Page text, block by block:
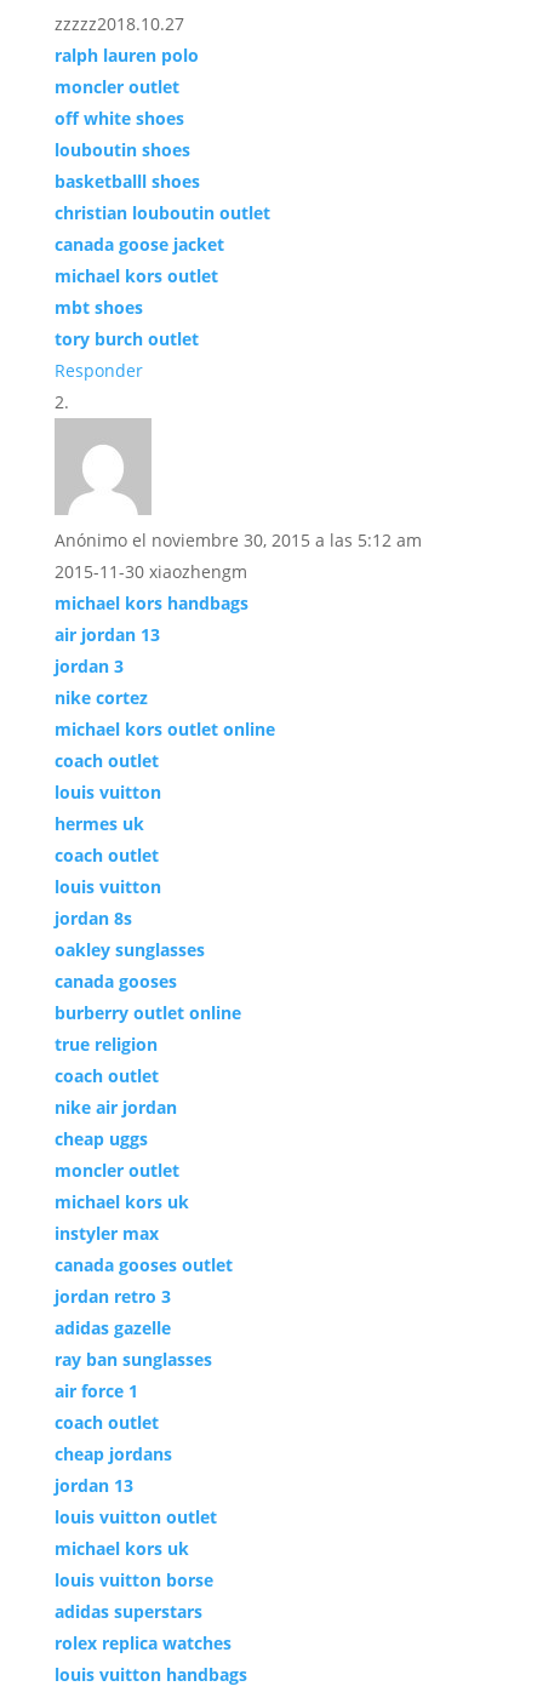
zzzzz2018.10.27
ralph lauren polo
moncler outlet
off white shoes
louboutin shoes
basketballl shoes
christian louboutin outlet
canada goose jacket
michael kors outlet
mbt shoes
tory burch outlet
Responder
Anónimo el noviembre 30, 2015 a las 5:12 am
2015-11-30 xiaozhengm
michael kors handbags
air jordan 13
jordan 3
nike cortez
michael kors outlet online
coach outlet
louis vuitton
hermes uk
coach outlet
louis vuitton
jordan 8s
oakley sunglasses
canada gooses
burberry outlet online
true religion
coach outlet
nike air jordan
cheap uggs
moncler outlet
michael kors uk
instyler max
canada gooses outlet
jordan retro 3
adidas gazelle
ray ban sunglasses
air force 1
coach outlet
cheap jordans
jordan 13
louis vuitton outlet
michael kors uk
louis vuitton borse
adidas superstars
rolex replica watches
louis vuitton handbags